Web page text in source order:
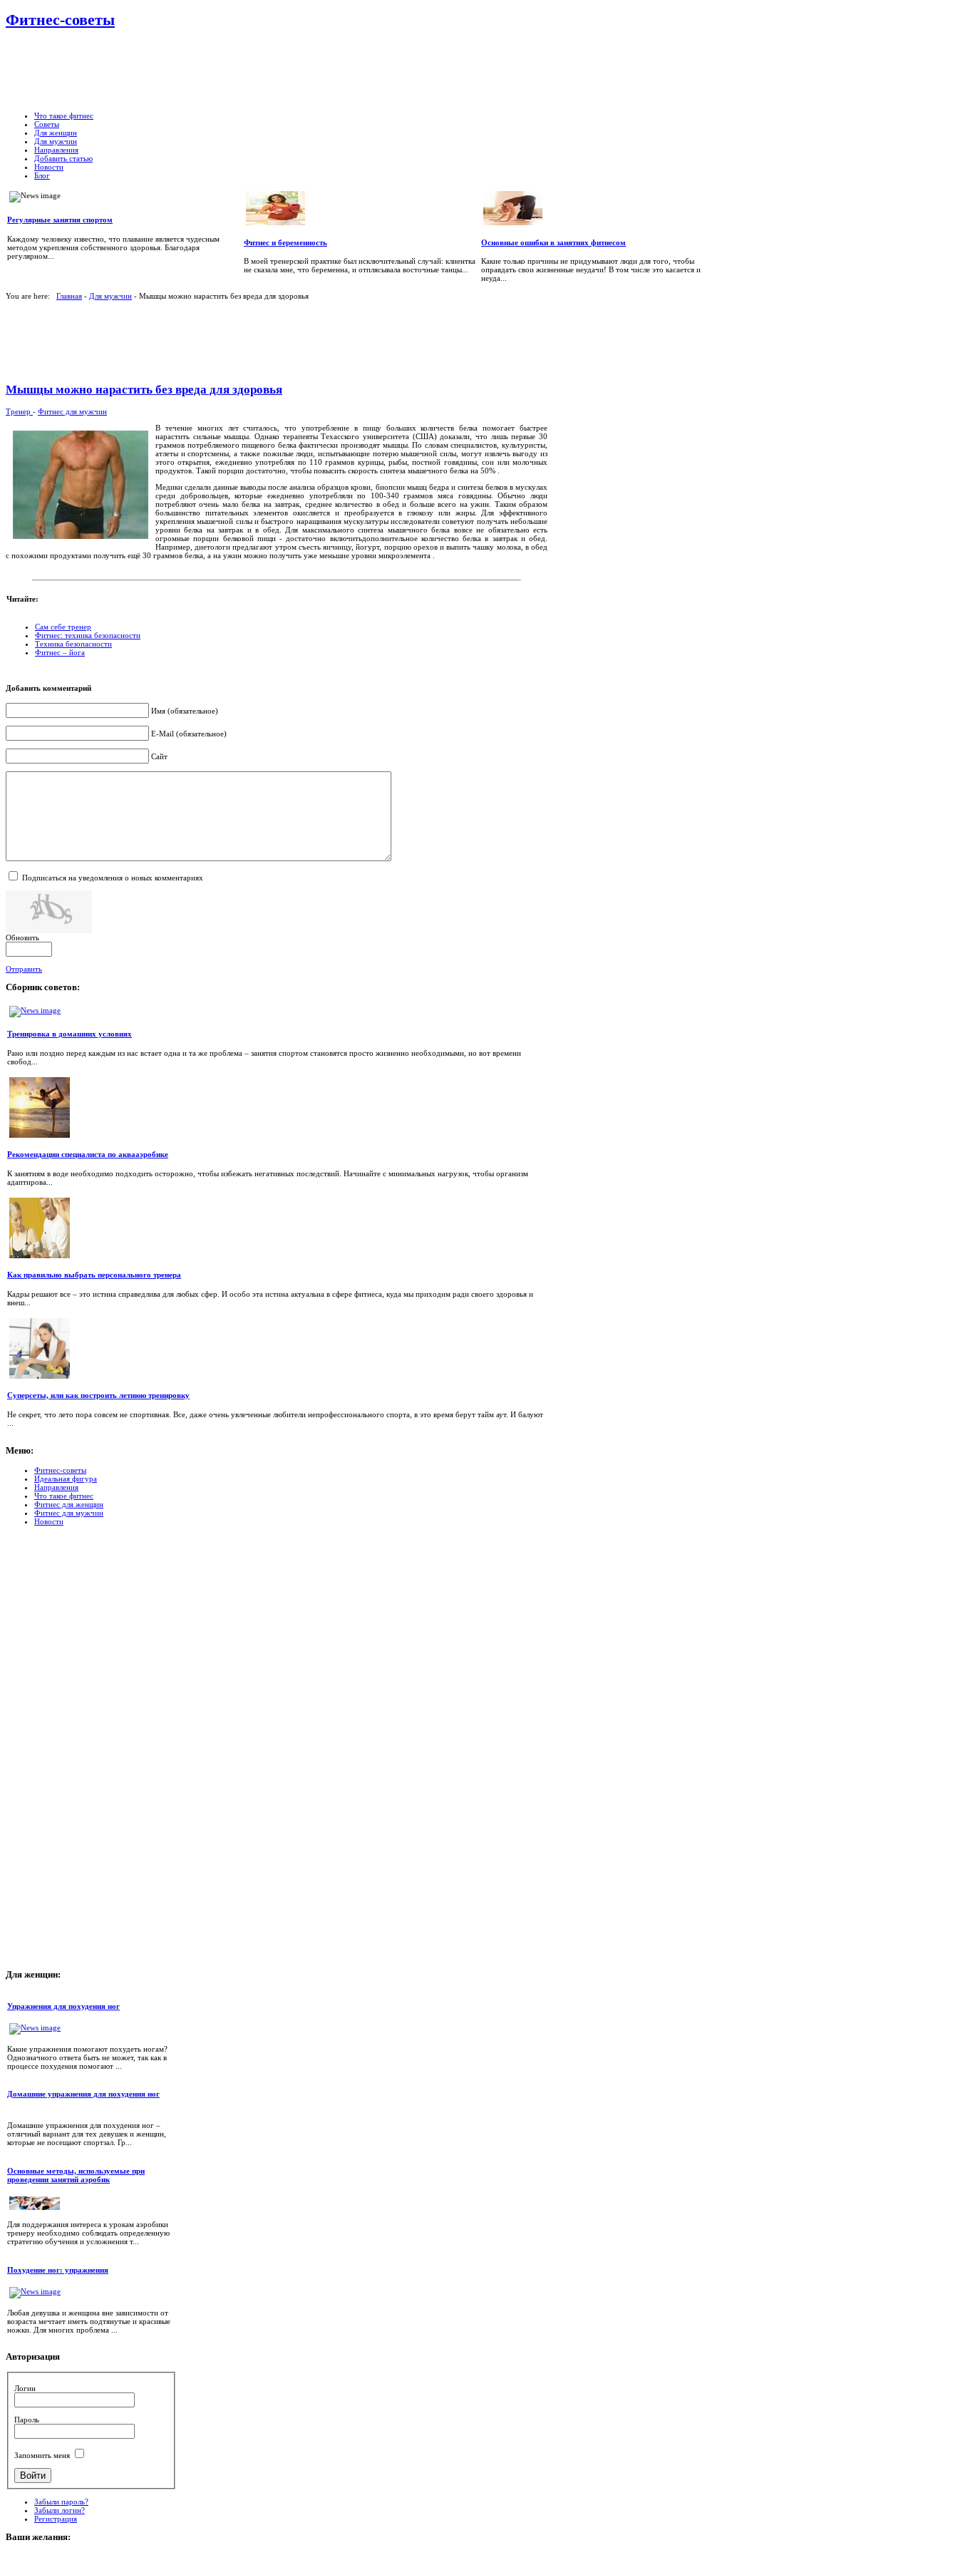
Фитнес-советы
Что такое фитнес
Советы
Для женщин
Для мужчин
Направления
Добавить статью
Новости
Блог
Регулярные занятия спортом
Каждому человеку известно, что плавание является чудесным
методом укрепления собственного здоровья. Благодаря
регулярном...
Фитнес и беременность
В моей тренерской практике был исключительный случай: клиентка
не сказала мне, что беременна, и отплясывала восточные танцы...
Основные ошибки в занятиях фитнесом
Какие только причины не придумывают люди для того, чтобы
оправдать свои жизненные неудачи! В том числе это касается и
неуда...
You are here: Главная - Для мужчин - Мышцы можно нарастить без вреда для здоровья
Мышцы можно нарастить без вреда для здоровья
Тренер - Фитнес для мужчин
В течение многих лет считалось, что употребление в пищу больших количеств белка помогает быстрее
нарастить сильные мышцы. Однако терапевты Техасского университета (США) доказали, что лишь первые 30
граммов потребляемого пищевого белка фактически производят мышцы. По словам специалистов, культуристы,
атлеты и спортсмены, а также пожилые люди, испытывающие потерю мышечной силы, могут извлечь выгоду из
этого открытия, ежедневно употребляя по 110 граммов курицы, рыбы, постной говядины, сои или молочных
продуктов. Такой порции достаточно, чтобы повысить скорость синтеза мышечного белка на 50% .
Медики сделали данные выводы после анализа образцов крови, биопсии мышц бедра и синтеза белков в мускулах
среди добровольцев, которые ежедневно употребляли по 100-340 граммов мяса говядины. Обычно люди
потребляют очень мало белка на завтрак, среднее количество в обед и больше всего на ужин. Таким образом
большинство питательных элементов окисляется и преобразуется в глюкозу или жиры. Для эффективного
укрепления мышечной силы и быстрого наращивания мускулатуры исследователи советуют получать небольшие
уровни белка на завтрак и в обед. Для максимального синтеза мышечного белка вовсе не обязательно есть
огромные порции белковой пищи - достаточно включитьдополнительное количество белка в завтрак и обед.
Например, диетологи предлагают утром съесть яичницу, йогурт, порцию орехов и выпить чашку молока, в обед
с похожими продуктами получить ещё 30 граммов белка, а на ужин можно получить уже меньшие уровни микроэлемента .
Читайте:
Сам себе тренер
Фитнес: техника безопасности
Техника безопасности
Фитнес – йога
Добавить комментарий
Имя (обязательное)
E-Mail (обязательное)
Сайт
Подписаться на уведомления о новых комментариях
Обновить
Отправить
Сборниксоветов:
Тренировка в домашних условиях
Рано или поздно перед каждым из нас встает одна и та же проблема – занятия спортом становятся просто жизненно необходимыми, но вот времени
свобод...
Рекомендации специалиста по аквааэробике
К занятиям в воде необходимо подходить осторожно, чтобы избежать негативных последствий. Начинайте с минимальных нагрузок, чтобы организм
адаптирова...
Как правильно выбрать персонального тренера
Кадры решают все – это истина справедлива для любых сфер. И особо эта истина актуальна в сфере фитнеса, куда мы приходим ради своего здоровья и
внеш...
Суперсеты, или как построить летнюю тренировку
Не секрет, что лето пора совсем не спортивная. Все, даже очень увлеченные любители непрофессионального спорта, в это время берут тайм аут. И балуют
Меню:
Фитнес-советы
Идеальная фигура
Направления
Что такое фитнес
Фитнес для женщин
Фитнес для мужчин
Новости
Для женщин:
Упражнения для похудения ног
Какие упражнения помогают похудеть ногам?
Однозначного ответа быть не может, так как в
процессе похудения помогают ...
Домашние упражнения для похудения ног
Домашние упражнения для похудения ног –
отличный вариант для тех девушек и женщин,
которые не посещают спортзал. Гр...
Основные методы, используемые при
проведении занятий аэробик
Для поддержания интереса к урокам аэробики
тренеру необходимо соблюдать определенную
стратегию обучения и усложнения т...
Похудение ног: упражнения
Любая девушка и женщина вне зависимости от
возраста мечтает иметь подтянутые и красивые
ножки. Для многих проблема ...
Авторизация
Логин
Пароль
Запомнить меня
Забыли пароль?
Забыли логин?
Регистрация
Ваши желания: